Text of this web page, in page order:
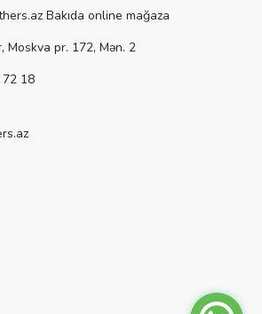
Bakıda online mağaza
Moskva pr. 172, Mən. 2
18